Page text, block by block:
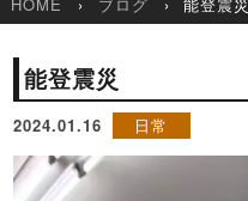
HOME ブログ 能登震災
能登震災
2024.01.16 日常